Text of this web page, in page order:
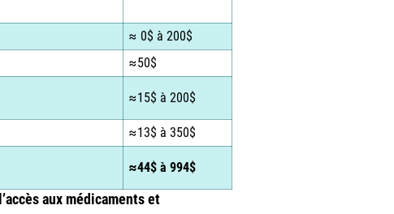
≈ 0$ à 200$
≈50$
≈15$ à 200$
≈13$ à 350$
≈44$ à 994$
aux médicaments et